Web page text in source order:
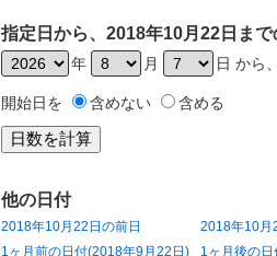
指定日から、2018年10月22日ま
年 月 日 から
開始日を 含めない 含める
他の日付
2018年10月22日の前日
2018年10月
1ヶ月前の日付(2018年9月22日)
1ヶ月後の